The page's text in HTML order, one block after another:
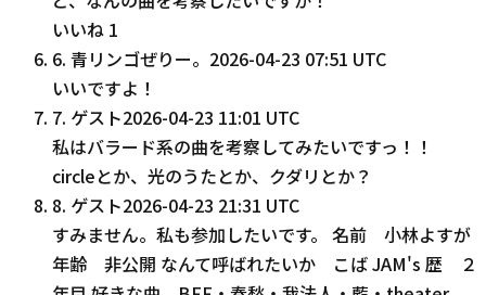
いいね 1
6. 青リンゴぜりー。 2026-04-23 07:51 UTC
いいですよ！
7. ゲスト2026-04-23 11:01 UTC
私はバラード系の曲を考察してみたいですっ！！
circleとか、光のうたとか、クダリとか？
8. ゲスト2026-04-23 21:31 UTC
すみません。私も参加したいです。 名前 小林よすが
年齢 非公開 なんて呼ばれたいか こば JAM's 歴 ２